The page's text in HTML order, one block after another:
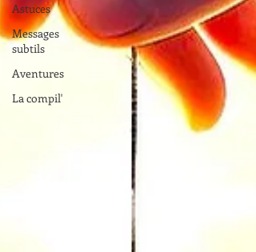
Astuces
Messages
subtils
Aventures
La compil'